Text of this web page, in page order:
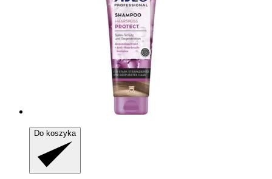
Do koszyka